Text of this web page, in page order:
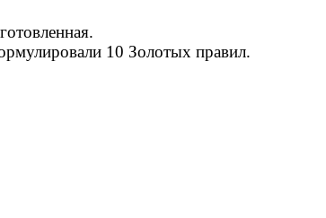
10 Золотых правил.